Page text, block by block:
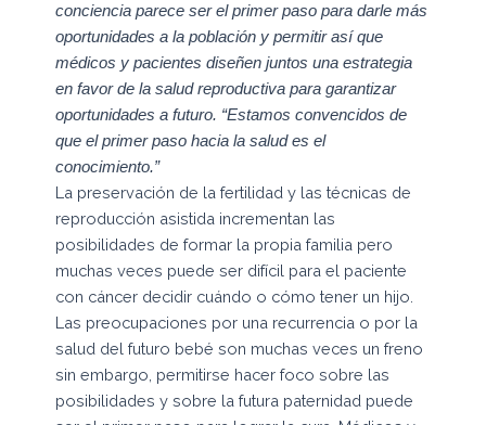
conciencia parece ser el primer paso para darle más
oportunidades a la población y permitir así que
médicos y pacientes diseñen juntos una estrategia
en favor de la salud reproductiva para garantizar
oportunidades a futuro. “Estamos convencidos de
que el primer paso hacia la salud es el
conocimiento.”
La preservación de la fertilidad y las técnicas de
reproducción asistida incrementan las
posibilidades de formar la propia familia pero
muchas veces puede ser difícil para el paciente
con cáncer decidir cuándo o cómo tener un hijo.
Las preocupaciones por una recurrencia o por la
salud del futuro bebé son muchas veces un freno
sin embargo, permitirse hacer foco sobre las
posibilidades y sobre la futura paternidad puede